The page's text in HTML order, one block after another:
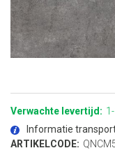
naar
begin
de
afbeeldingen-
Verwachte levertijd:
Informatie
ARTIKELCODE: